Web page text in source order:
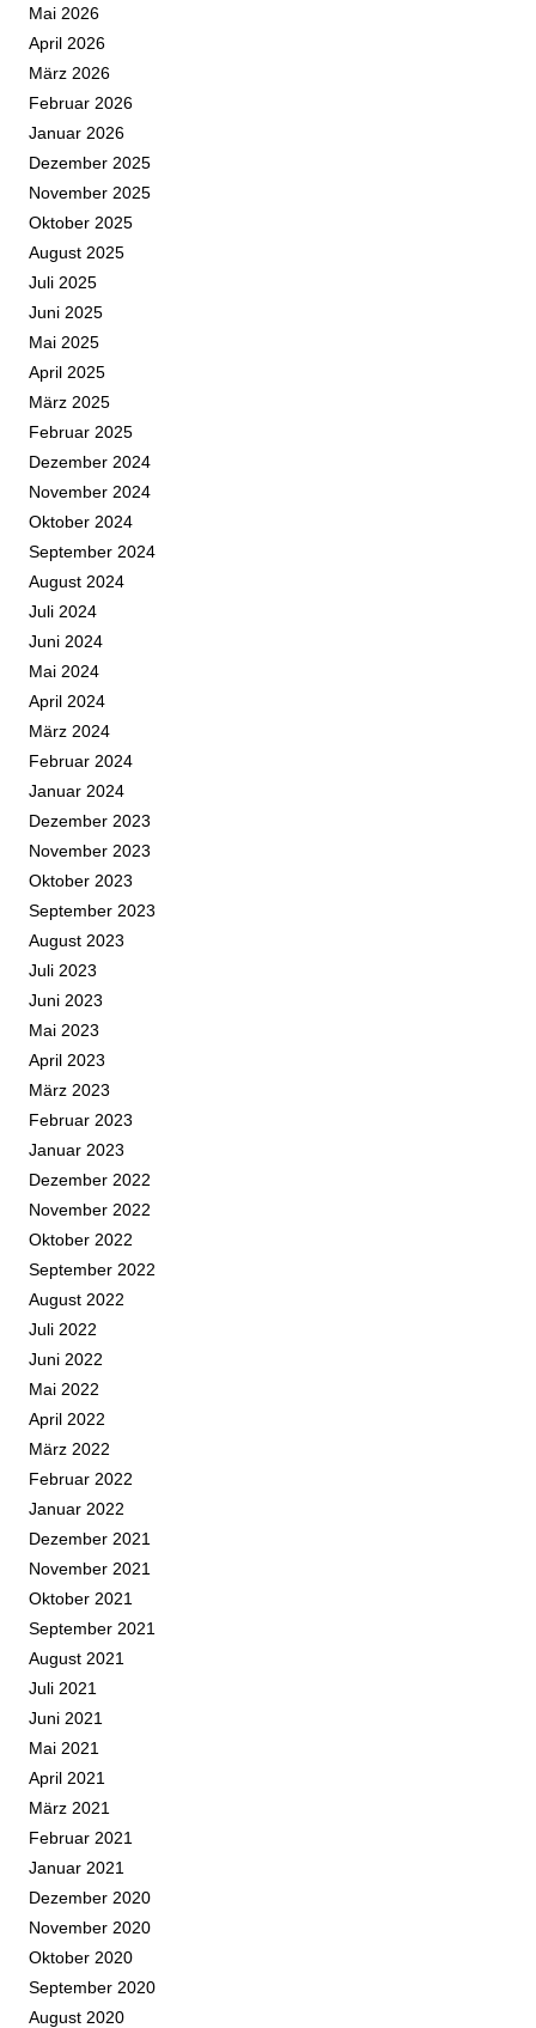
Mai 2026
April 2026
März 2026
Februar 2026
Januar 2026
Dezember 2025
November 2025
Oktober 2025
August 2025
Juli 2025
Juni 2025
Mai 2025
April 2025
März 2025
Februar 2025
Dezember 2024
November 2024
Oktober 2024
September 2024
August 2024
Juli 2024
Juni 2024
Mai 2024
April 2024
März 2024
Februar 2024
Januar 2024
Dezember 2023
November 2023
Oktober 2023
September 2023
August 2023
Juli 2023
Juni 2023
Mai 2023
April 2023
März 2023
Februar 2023
Januar 2023
Dezember 2022
November 2022
Oktober 2022
September 2022
August 2022
Juli 2022
Juni 2022
Mai 2022
April 2022
März 2022
Februar 2022
Januar 2022
Dezember 2021
November 2021
Oktober 2021
September 2021
August 2021
Juli 2021
Juni 2021
Mai 2021
April 2021
März 2021
Februar 2021
Januar 2021
Dezember 2020
November 2020
Oktober 2020
September 2020
August 2020